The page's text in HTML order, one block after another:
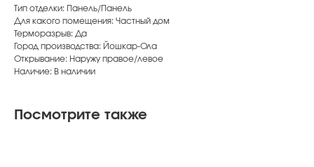
Тип отделки: Панель/Панель
Для какого помещения: Частный дом
Терморазрыв: Да
Город производства: Йошкар-Ола
Открывание: Наружу правое/левое
Наличие: В наличии
Посмотрите также